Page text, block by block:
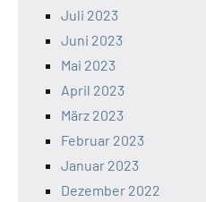
Juli 2023
Juni 2023
Mai 2023
April 2023
März 2023
Februar 2023
Januar 2023
Dezember 2022